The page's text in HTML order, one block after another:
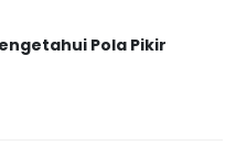
Pola Pikir